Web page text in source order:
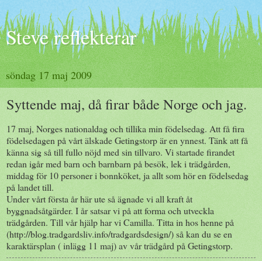
Steve reflekterar
söndag 17 maj 2009
Syttende maj, då firar både Norge och jag.
17 maj, Norges nationaldag och tillika min födelsedag. Att få fira
födelsedagen på vårt älskade Getingstorp är en ynnest. Tänk att få
känna sig så till fullo nöjd med sin tillvaro. Vi startade firandet
redan igår med barn och barnbarn på besök, lek i trädgården,
middag för 10 personer i bonnköket, ja allt som hör en födelsedag
på landet till.
Under vårt första år här ute så ägnade vi all kraft åt
byggnadsåtgärder. I år satsar vi på att forma och utveckla
trädgården. Till vår hjälp har vi Camilla. Titta in hos henne på
(http://blog.tradgardsliv.info/tradgardsdesign/) så kan du se en
karaktärsplan ( inlägg 11 maj) av vår trädgård på Getingstorp.